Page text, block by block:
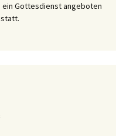
ein Gottesdienst angeboten